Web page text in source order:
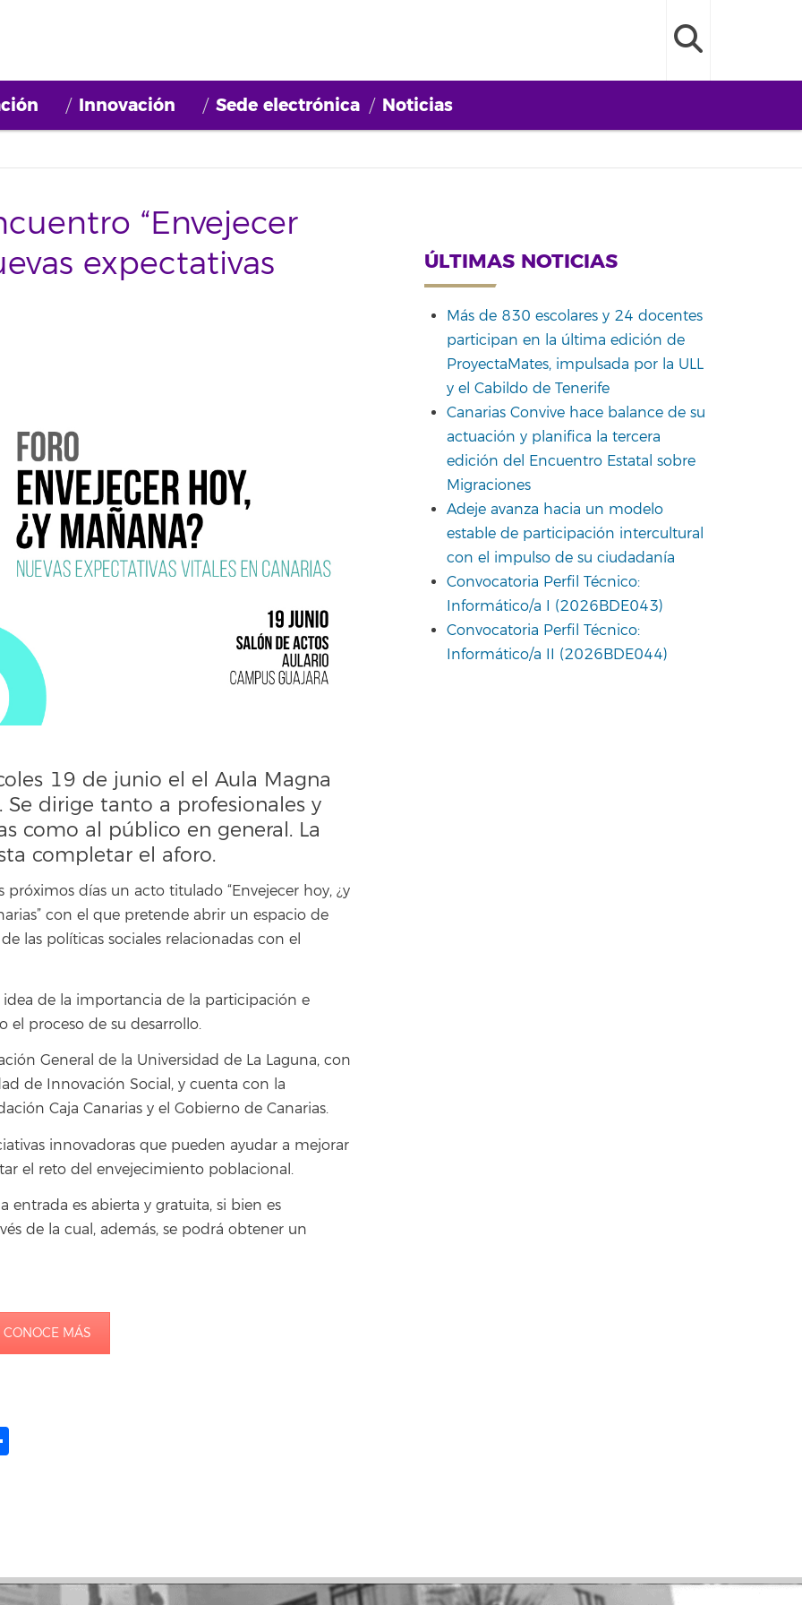
Innovación Sede electrónica Noticias
“Envejecer
expectativas
19 de junio el el Aula Magna
dirige tanto a profesionales y
como al público en general. La
completar el aforo.
próximos días un acto titulado “Envejecer hoy, ¿y
con el que pretende abrir un espacio de
las políticas sociales relacionadas con el
de la importancia de la participación e
el proceso de su desarrollo.
General de la Universidad de La Laguna, con
de Innovación Social, y cuenta con la
Caja Canarias y el Gobierno de Canarias.
innovadoras que pueden ayudar a mejorar
el reto del envejecimiento poblacional.
entrada es abierta y gratuita, si bien es
de la cual, además, se podrá obtener un
CONOCE MÁS
ÚLTIMAS NOTICIAS
Más de 830 escolares y 24 docentes
participan en la última edición de
ProyectaMates, impulsada por la ULL
y el Cabildo de Tenerife
Canarias Convive hace balance de su
actuación y planifica la tercera
edición del Encuentro Estatal sobre
Migraciones
Adeje avanza hacia un modelo
estable de participación intercultural
con el impulso de su ciudadanía
Convocatoria Perfil Técnico:
Informático/a I (2026BDE043)
Convocatoria Perfil Técnico:
Informático/a II (2026BDE044)